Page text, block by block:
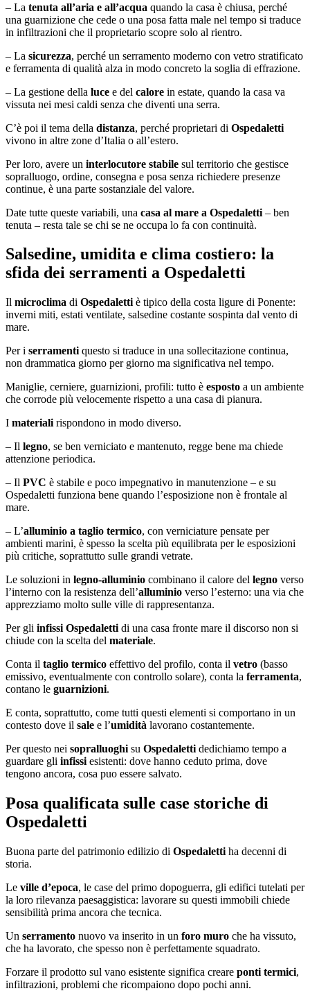
– La tenuta all’aria e all’acqua quando la casa è chiusa, perché
una guarnizione che cede o una posa fatta male nel tempo si traduce
in infiltrazioni che il proprietario scopre solo al rientro.
– La sicurezza, perché un serramento moderno con vetro stratificato
e ferramenta di qualità alza in modo concreto la soglia di effrazione.
– La gestione della luce e del calore in estate, quando la casa va
vissuta nei mesi caldi senza che diventi una serra.
C’è poi il tema della distanza, perché proprietari di Ospedaletti
vivono in altre zone d’Italia o all’estero.
Per loro, avere un interlocutore stabile sul territorio che gestisce
sopralluogo, ordine, consegna e posa senza richiedere presenze
continue, è una parte sostanziale del valore.
Date tutte queste variabili, una casa al mare a Ospedaletti – ben
tenuta – resta tale se chi se ne occupa lo fa con continuità.
Salsedine, umidita e clima costiero: la
sfida dei serramenti a Ospedaletti
Il microclima di Ospedaletti è tipico della costa ligure di Ponente:
inverni miti, estati ventilate, salsedine costante sospinta dal vento di
mare.
Per i serramenti questo si traduce in una sollecitazione continua,
non drammatica giorno per giorno ma significativa nel tempo.
Maniglie, cerniere, guarnizioni, profili: tutto è esposto a un ambiente
che corrode più velocemente rispetto a una casa di pianura.
I materiali rispondono in modo diverso.
– Il legno, se ben verniciato e mantenuto, regge bene ma chiede
attenzione periodica.
– Il PVC è stabile e poco impegnativo in manutenzione – e su
Ospedaletti funziona bene quando l’esposizione non è frontale al
mare.
– L’alluminio a taglio termico, con verniciature pensate per
ambienti marini, è spesso la scelta più equilibrata per le esposizioni
più critiche, soprattutto sulle grandi vetrate.
Le soluzioni in legno-alluminio combinano il calore del legno verso
l’interno con la resistenza dell’alluminio verso l’esterno: una via che
apprezziamo molto sulle ville di rappresentanza.
Per gli infissi Ospedaletti di una casa fronte mare il discorso non si
chiude con la scelta del materiale.
Conta il taglio termico effettivo del profilo, conta il vetro (basso
emissivo, eventualmente con controllo solare), conta la ferramenta,
contano le guarnizioni.
E conta, soprattutto, come tutti questi elementi si comportano in un
contesto dove il sale e l’umidità lavorano costantemente.
Per questo nei sopralluoghi su Ospedaletti dedichiamo tempo a
guardare gli infissi esistenti: dove hanno ceduto prima, dove
tengono ancora, cosa puo essere salvato.
Posa qualificata sulle case storiche di
Ospedaletti
Buona parte del patrimonio edilizio di Ospedaletti ha decenni di
storia.
Le ville d’epoca, le case del primo dopoguerra, gli edifici tutelati per
la loro rilevanza paesaggistica: lavorare su questi immobili chiede
sensibilità prima ancora che tecnica.
Un serramento nuovo va inserito in un foro muro che ha vissuto,
che ha lavorato, che spesso non è perfettamente squadrato.
Forzare il prodotto sul vano esistente significa creare ponti termici,
infiltrazioni, problemi che ricompaiono dopo pochi anni.